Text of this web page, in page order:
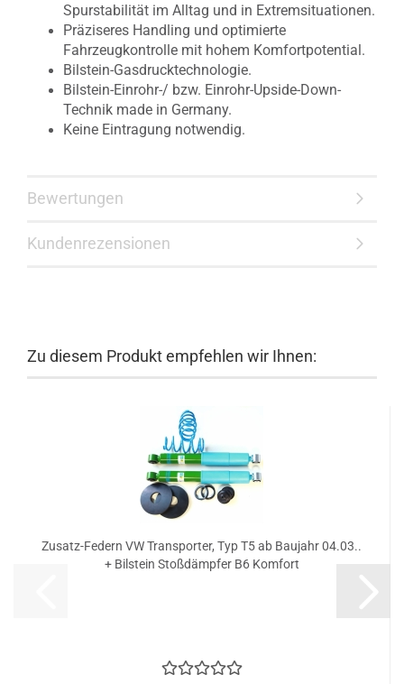
Spurstabilität im Alltag und in Extremsituationen.
Präziseres Handling und optimierte
Fahrzeugkontrolle mit hohem Komfortpotential.
Bilstein-Gasdrucktechnologie.
Bilstein-Einrohr-/ bzw. Einrohr-Upside-Down-
Technik made in Germany.
Keine Eintragung notwendig.
Bewertungen
Kundenrezensionen
Zu diesem Produkt empfehlen wir Ihnen:
Zusatz-Federn VW Transporter, Typ T5 ab Baujahr 04.03..
+ Bilstein Stoßdämpfer B6 Komfort